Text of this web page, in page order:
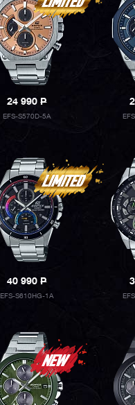
24 990P
EFS-S570D-5A
40 990P
EFS-S610HG-1A